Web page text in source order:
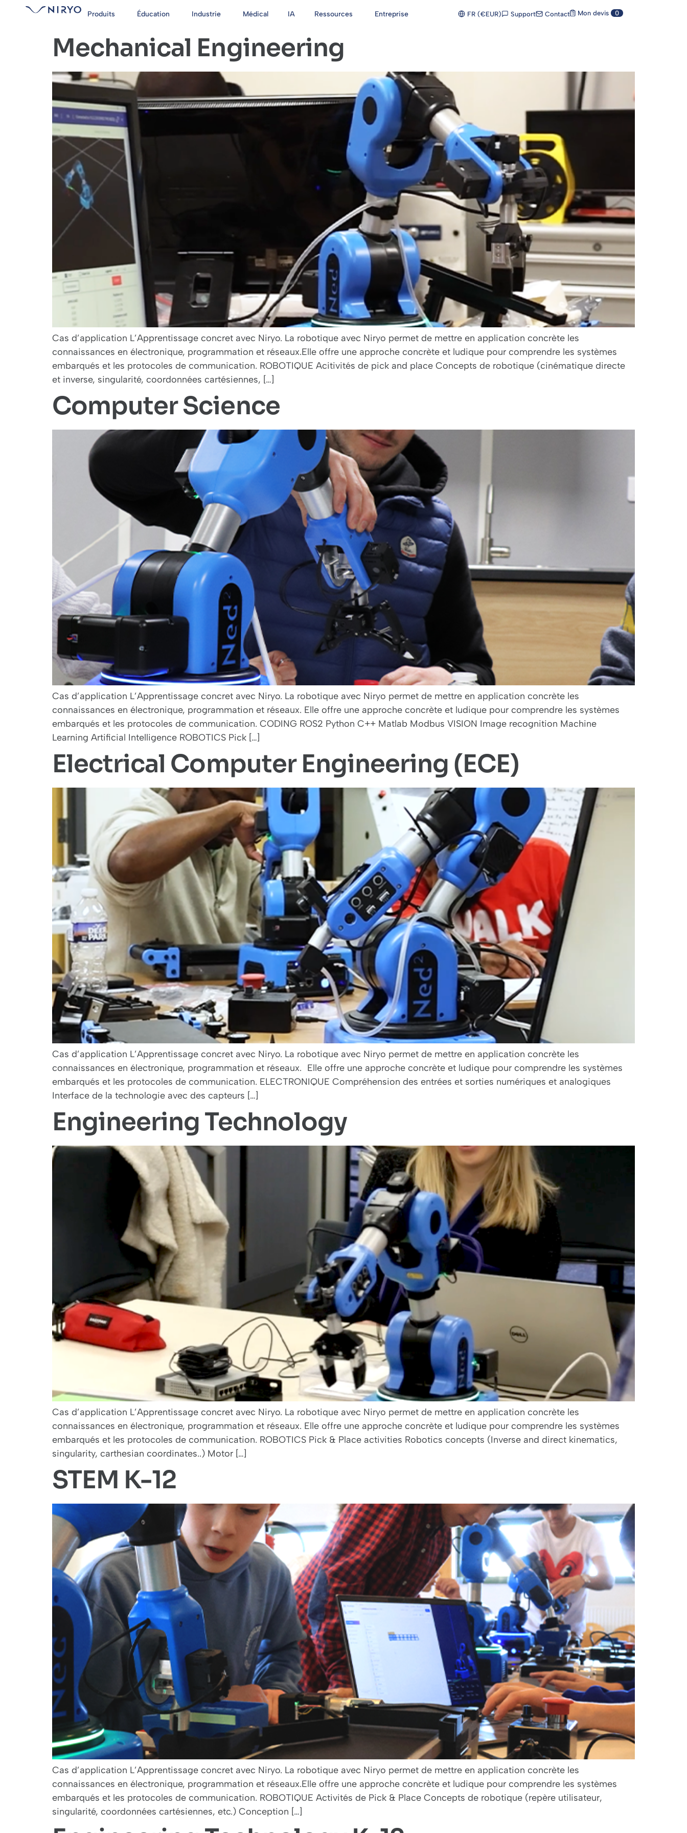
Produits Éducation Industrie Médical IA Ressources Entreprise FR (€EUR) Support Contact Mon devis 0
Mechanical Engineering
Cas d’application L’Apprentissage concret avec Niryo. La robotique avec Niryo permet de mettre en application concrète les
connaissances en électronique, programmation et réseaux.Elle offre une approche concrète et ludique pour comprendre les systèmes
embarqués et les protocoles de communication. ROBOTIQUE Acitivités de pick and place Concepts de robotique (cinématique directe
et inverse, singularité, coordonnées cartésiennes, […]
Computer Science
Cas d’application L’Apprentissage concret avec Niryo. La robotique avec Niryo permet de mettre en application concrète les
connaissances en électronique, programmation et réseaux. Elle offre une approche concrète et ludique pour comprendre les systèmes
embarqués et les protocoles de communication. CODING ROS2 Python C++ Matlab Modbus VISION Image recognition Machine
Learning Artificial Intelligence ROBOTICS Pick […]
Electrical Computer Engineering (ECE)
Cas d’application L’Apprentissage concret avec Niryo. La robotique avec Niryo permet de mettre en application concrète les
connaissances en électronique, programmation et réseaux. Elle offre une approche concrète et ludique pour comprendre les systèmes
embarqués et les protocoles de communication. ELECTRONIQUE Compréhension des entrées et sorties numériques et analogiques
Interface de la technologie avec des capteurs […]
Engineering Technology
Cas d’application L’Apprentissage concret avec Niryo. La robotique avec Niryo permet de mettre en application concrète les
connaissances en électronique, programmation et réseaux. Elle offre une approche concrète et ludique pour comprendre les systèmes
embarqués et les protocoles de communication. ROBOTICS Pick & Place activities Robotics concepts (Inverse and direct kinematics,
singularity, carthesian coordinates..) Motor […]
STEM K-12
Cas d’application L’Apprentissage concret avec Niryo. La robotique avec Niryo permet de mettre en application concrète les
connaissances en électronique, programmation et réseaux.Elle offre une approche concrète et ludique pour comprendre les systèmes
embarqués et les protocoles de communication. ROBOTIQUE Activités de Pick & Place Concepts de robotique (repère utilisateur,
singularité, coordonnées cartésiennes, etc.) Conception […]